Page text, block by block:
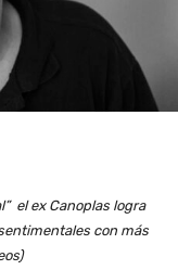
el ex Canoplas logra
con más